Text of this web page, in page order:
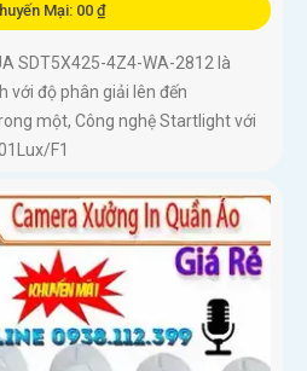
Mại: 00 ₫
SDT5X425-4Z4-WA-2812 là
với độ phân giải lên đến
một, Công nghệ Startlight với
F1